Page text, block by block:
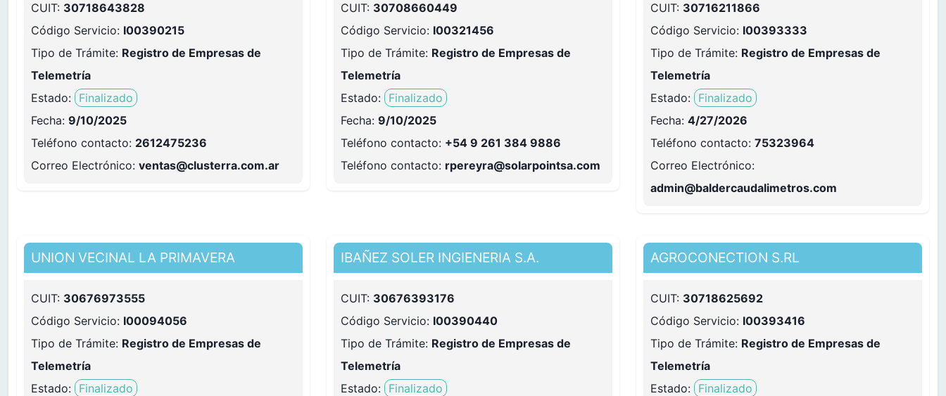
CUIT: 30718643828
Código Servicio: I00390215
Tipo de Trámite: Registro de Empresas de
Telemetría
Estado: Finalizado
Fecha: 9/10/2025
Teléfono contacto: 2612475236
Correo Electrónico: ventas@clusterra.com.ar
CUIT: 30708660449
Código Servicio: I00321456
Tipo de Trámite: Registro de Empresas de
Telemetría
Estado: Finalizado
Fecha: 9/10/2025
Teléfono contacto: +54 9 261 384 9886
Teléfono contacto: rpereyra@solarpointsa.com
CUIT: 30716211866
Código Servicio: I00393333
Tipo de Trámite: Registro de Empresas de
Telemetría
Estado: Finalizado
Fecha: 4/27/2026
Teléfono contacto: 75323964
Correo Electrónico:
admin@baldercaudalimetros.com
UNION VECINAL LA PRIMAVERA
CUIT: 30676973555
Código Servicio: I00094056
Tipo de Trámite: Registro de Empresas de
Telemetría
Estado: Finalizado
IBAÑEZ SOLER INGIENERIA S.A.
CUIT: 30676393176
Código Servicio: I00390440
Tipo de Trámite: Registro de Empresas de
Telemetría
Estado: Finalizado
AGROCONECTION S.RL
CUIT: 30718625692
Código Servicio: I00393416
Tipo de Trámite: Registro de Empresas de
Telemetría
Estado: Finalizado